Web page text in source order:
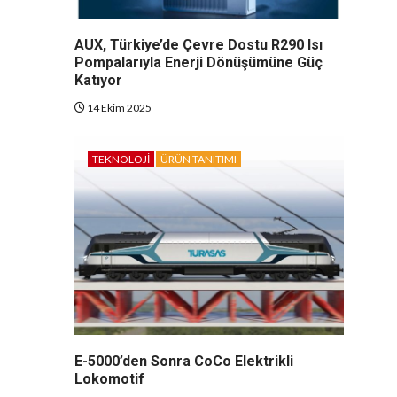
AUX, Türkiye’de Çevre Dostu R290 Isı
Pompalarıyla Enerji Dönüşümüne Güç
Katıyor
14 Ekim 2025
TEKNOLOJI ÜRÜN TANITIMI
E-5000’den Sonra CoCo Elektrikli
Lokomotif